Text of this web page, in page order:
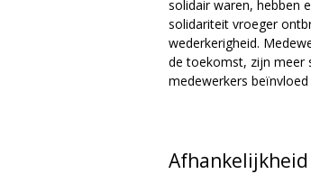
solidair waren, hebben
solidariteit vroeger
wederkerigheid.
de toekomst, zijn meer
medewerkers
Afhankelijkheid